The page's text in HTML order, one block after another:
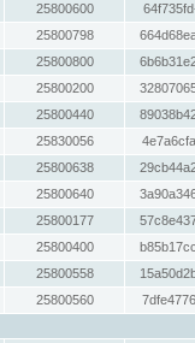
25800600
25800798
25800800
25800200
25800440
25830056
25800638
25800640
25800177
25800400
25800558
25800560